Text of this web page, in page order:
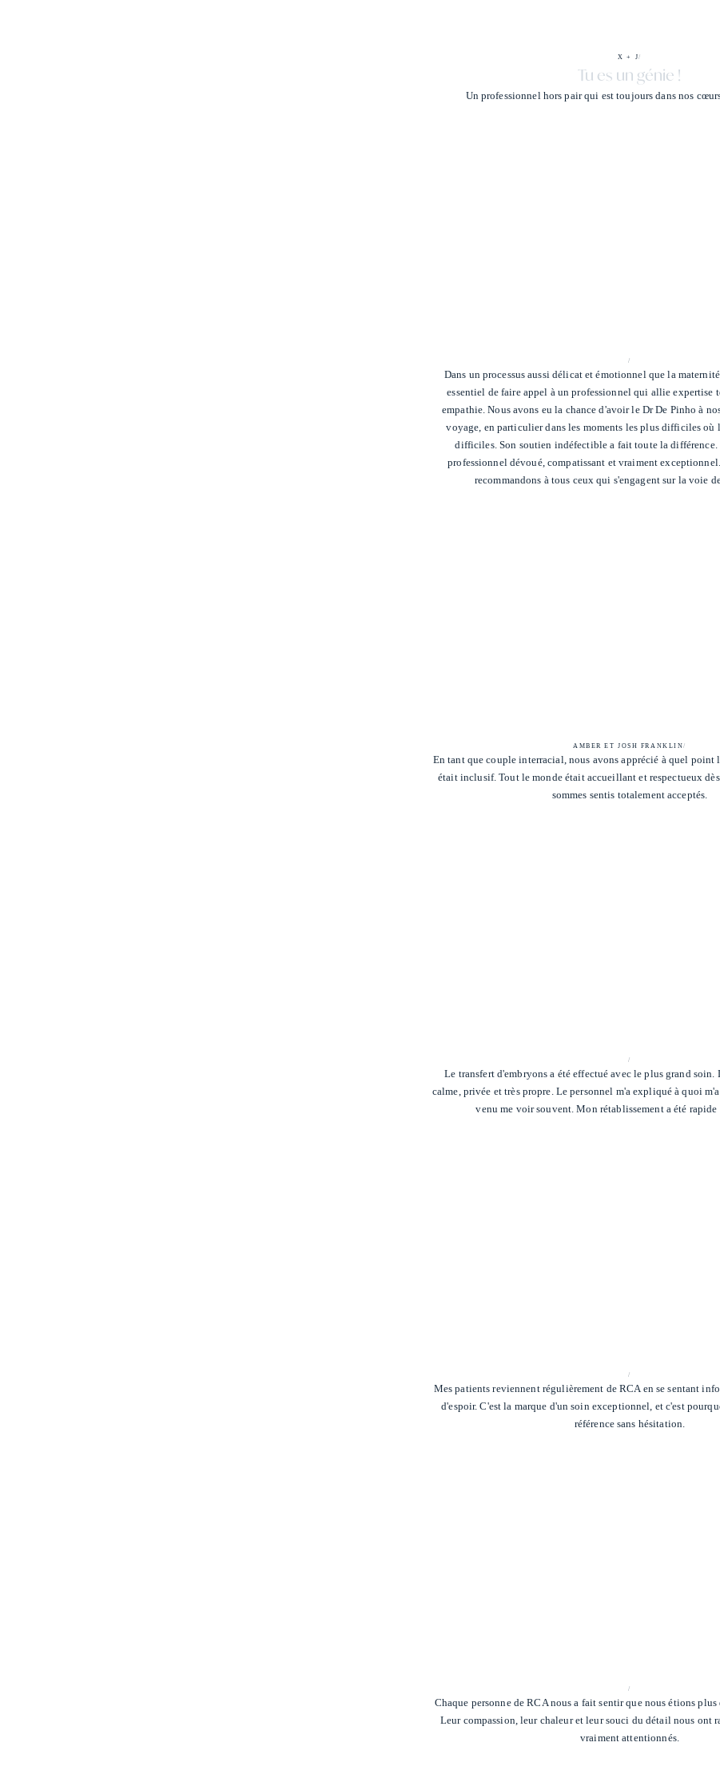
X + J/
Tu es un génie !
Un professionnel hors pair qui est toujours dans nos
/
Dans un processus aussi délicat et émotionnel que la
essentiel de faire appel à un professionnel qui allie expertise
empathie. Nous avons eu la chance d'avoir le Dr De Pinho à
voyage, en particulier dans les moments les plus difficiles où
difficiles. Son soutien indéfectible a fait toute la différence.
professionnel dévoué, compatissant et vraiment
recommandons à tous ceux qui s'engagent sur la voie
AMBER ET JOSH FRANKLIN/
En tant que couple interracial, nous avons apprécié à quel point
était inclusif. Tout le monde était accueillant et respectueux
sommes sentis totalement acceptés.
/
Le transfert d'embryons a été effectué avec le plus grand
calme, privée et très propre. Le personnel m'a expliqué à quoi
venu me voir souvent. Mon rétablissement a été
/
Mes patients reviennent régulièrement de RCA en se sentant
d'espoir. C'est la marque d'un soin exceptionnel, et c'est
référence sans hésitation.
/
Chaque personne de RCA nous a fait sentir que nous étions
Leur compassion, leur chaleur et leur souci du détail nous ont
vraiment attentionnés.